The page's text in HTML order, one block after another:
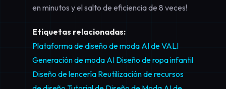
en minutos y el salto de eficiencia de 8 veces!
Etiquetas relacionadas:
Plataforma de diseño de moda AI de VALI
Generación de moda AI Diseño de ropa infantil
Diseño de lencería Reutilización de recursos